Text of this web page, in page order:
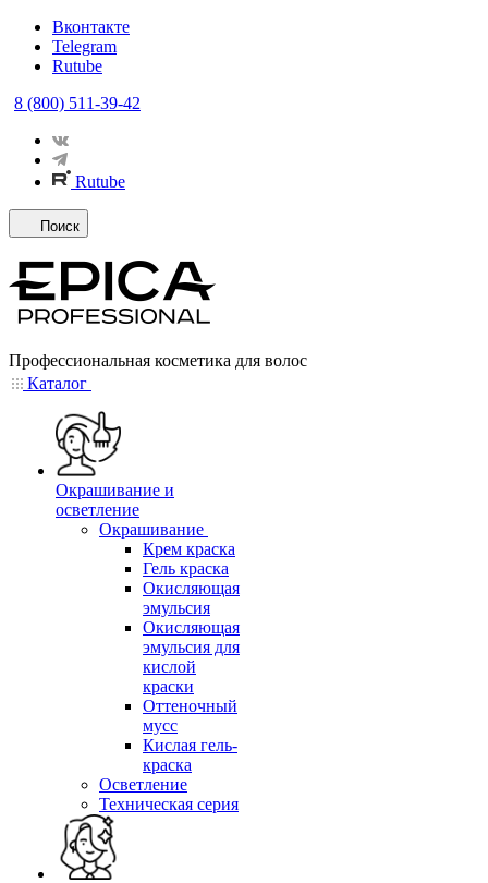
Вконтакте
Telegram
Rutube
8 (800) 511-39-42
Rutube
Поиск
Профессиональная косметика для волос
Каталог
Окрашивание и
осветление
Окрашивание
Крем краска
Гель краска
Окисляющая
эмульсия
Окисляющая
эмульсия для
кислой
краски
Оттеночный
мусс
Кислая гель-
краска
Осветление
Техническая серия